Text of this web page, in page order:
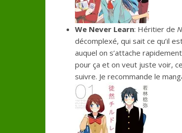
We Never Learn: Héritier de
décomplexé, qui sait ce qu’il
auquel on s’attache
pour ça et on veut juste voir,
suivre. Je recommande le